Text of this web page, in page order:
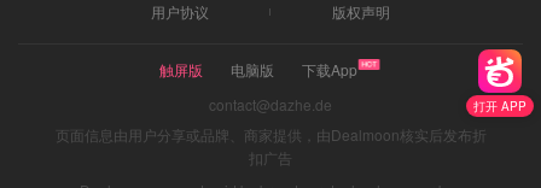
打开 APP
用户协议
版权声明
触屏版 电脑版
下载App
contact@dazhe.de
页面信息由用户分享或品牌、商家提供，由Dealmoon核实后发布折
扣广告